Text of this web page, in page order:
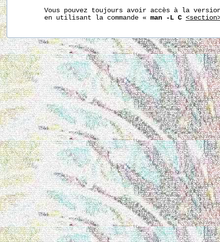
Vous pouvez toujours avoir accès à la
       en utilisant la commande «
man -L C